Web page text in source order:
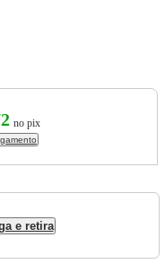
no pix
e retira